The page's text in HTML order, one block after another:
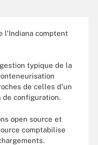
l'Indiana comptent
typique de la
de celles d'un
de configuration.
open source et
comptabilise